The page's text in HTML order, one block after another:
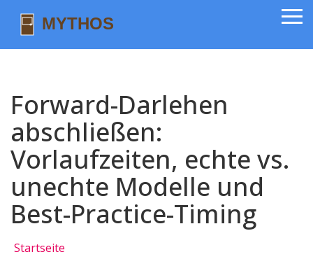
Forward-Darlehen
abschließen:
Vorlaufzeiten, echte vs.
unechte Modelle und
Best-Practice-Timing
Startseite